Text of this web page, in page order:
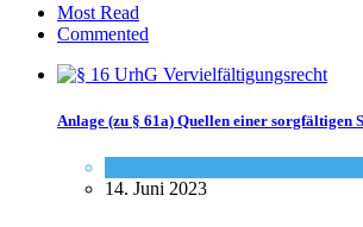
Most Read
Commented
Anlage (zu § 61a) Quellen einer sorgfältigen
14. Juni 2023